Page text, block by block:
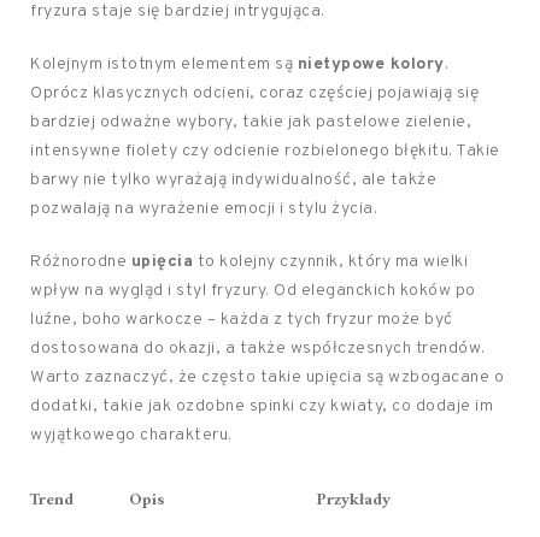
fryzura staje się bardziej intrygująca.
Kolejnym istotnym elementem są nietypowe kolory.
Oprócz klasycznych odcieni, coraz częściej pojawiają się
bardziej odważne wybory, takie jak pastelowe zielenie,
intensywne fiolety czy odcienie rozbielonego błękitu. Takie
barwy nie tylko wyrażają indywidualność, ale także
pozwalają na wyrażenie emocji i stylu życia.
Różnorodne upięcia to kolejny czynnik, który ma wielki
wpływ na wygląd i styl fryzury. Od eleganckich koków po
luźne, boho warkocze – każda z tych fryzur może być
dostosowana do okazji, a także współczesnych trendów.
Warto zaznaczyć, że często takie upięcia są wzbogacane o
dodatki, takie jak ozdobne spinki czy kwiaty, co dodaje im
wyjątkowego charakteru.
Trend Opis Przykłady